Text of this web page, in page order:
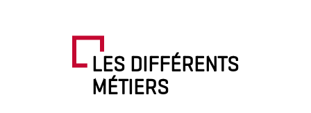
LES DIFFÉRENTS
MÉTIERS